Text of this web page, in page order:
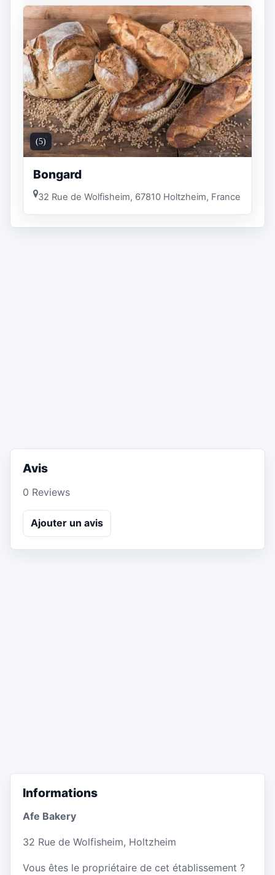
(5)
Bongard
32 Rue de Wolfisheim, 67810 Holtzheim, France
Avis
0 Reviews
Ajouter un avis
Informations
Afe Bakery
32 Rue de Wolfisheim, Holtzheim
Vous êtes le propriétaire de cet établissement ?